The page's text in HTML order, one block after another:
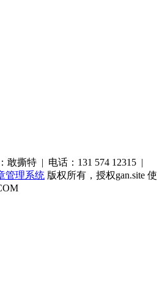
撕特 | 电话：131 574 12315 |
管理系统 版权所有，授权gan.site 使